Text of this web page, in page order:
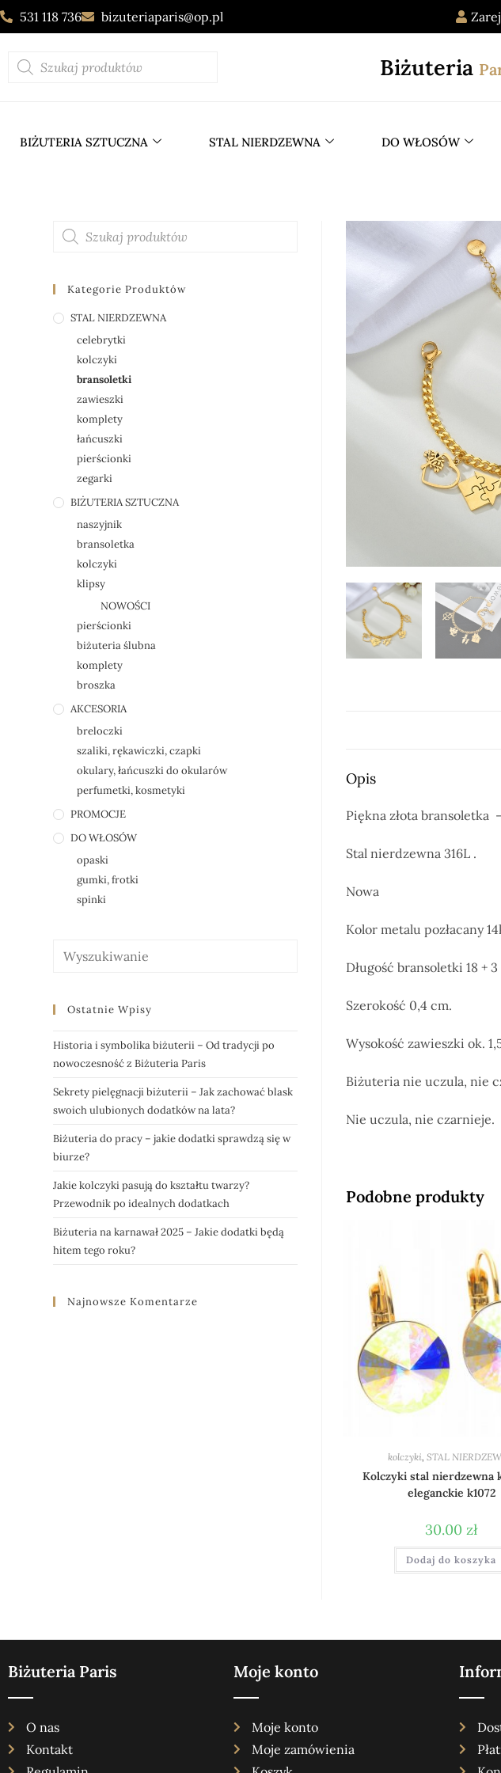
531 118 736 bizuteriaparis@op.pl
Biżuteria
BIŻUTERIA SZTUCZNA STAL NIERDZEWNA DO WŁOSÓW
Opis
Piękna złota bransoletka
Stal nierdzewna 316L .
Nowa
Kolor metalu pozłacany
Długość bransoletki 18 + 3
Szerokość 0,4 cm.
Wysokość zawieszki ok.
Biżuteria nie uczula, nie
Nie uczula, nie czarnieje.
Podobne produkty
kolczyki, STAL
Kolczyki stal nierdzewna
eleganckie k1072
30.00zł
Dodaj do koszyka
Kategorie Produktów
STAL NIERDZEWNA
celebrytki
kolczyki
bransoletki
zawieszki
komplety
łańcuszki
pierścionki
zegarki
BIŻUTERIA SZTUCZNA
naszyjnik
bransoletka
kolczyki
klipsy
NOWOŚCI
pierścionki
biżuteria ślubna
komplety
broszka
AKCESORIA
breloczki
szaliki, rękawiczki, czapki
okulary, łańcuszki do okularów
perfumetki, kosmetyki
PROMOCJE
DO WŁOSÓW
opaski
gumki, frotki
spinki
Ostatnie Wpisy
Historia i symbolika biżuterii – Od tradycji po
nowoczesność z Biżuteria Paris
Sekrety pielęgnacji biżuterii – Jak zachować blask
swoich ulubionych dodatków na lata?
Biżuteria do pracy – jakie dodatki sprawdzą się w
biurze?
Jakie kolczyki pasują do kształtu twarzy?
Przewodnik po idealnych dodatkach
Biżuteria na karnawał 2025 – Jakie dodatki będą
hitem tego roku?
Najnowsze Komentarze
Biżuteria Paris
O nas
Kontakt
Moje konto
Moje konto
Moje zamówienia